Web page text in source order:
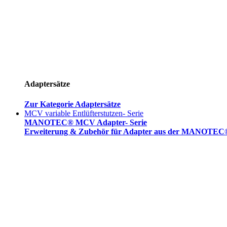
Adaptersätze
Zur Kategorie Adaptersätze
MCV variable Entlüfterstutzen- Serie
MANOTEC® MCV Adapter- Serie
Erweiterung & Zubehör für Adapter aus der